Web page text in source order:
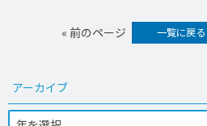
« 前のページ 一覧に戻る
アーカイブ